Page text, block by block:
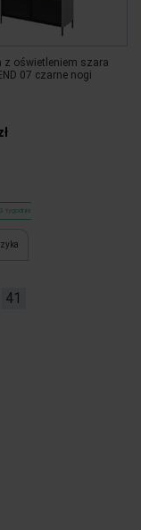
z oświetleniem szara
07 czarne nogi
tygodnie
41